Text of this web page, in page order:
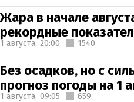
Жара в начале
рекордные
1 августа, 20:00 1540
Без осадков, но с
прогноз погоды на 1
1 августа, 09:05 659